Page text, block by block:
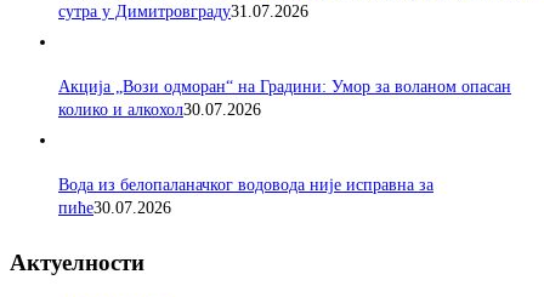
сутра у Димитровграду31.07.2026
Акција „Вози одморан“ на Градини: Умор за воланом опасан
колико и алкохол30.07.2026
Вода из белопаланачког водовода није исправна за
пиће30.07.2026
Актуелности